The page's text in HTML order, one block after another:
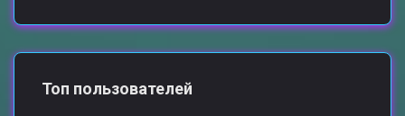
Топ пользователей